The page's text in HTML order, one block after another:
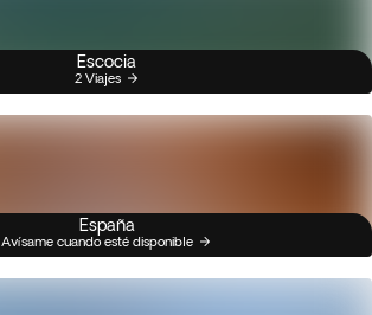
Escocia
2 Viajes
España
Avísame cuando esté disponible